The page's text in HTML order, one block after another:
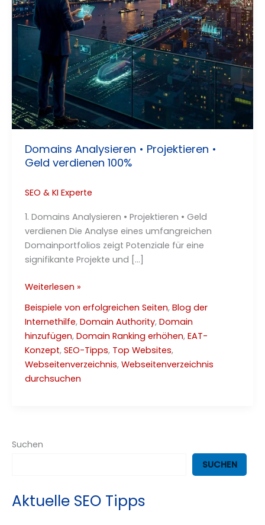
Domains Analysieren • Projektieren •
Geld verdienen 100%
SEO & KI Experte
1. Domains Analysieren • Projektieren • Geld
verdienen Die Analyse eines umfangreichen
Domainportfolios zeigt Potenziale für eine
signifikante Projekte und […]
Domains
•
Projektieren
•
Geld
verdienen
100%
Weiterlesen »
Beispiele von erfolgreichen Seiten, Blog der
Internethilfe, Domain Authority, Domain
hinzufügen, Domain Ranking erhöhen, EAT-
Konzept, SEO-Tipps, Top Websites,
Webseitenverzeichnis, Webseitenverzeichnis
durchsuchen
Suchen
SUCHEN
Aktuelle SEO Tipps